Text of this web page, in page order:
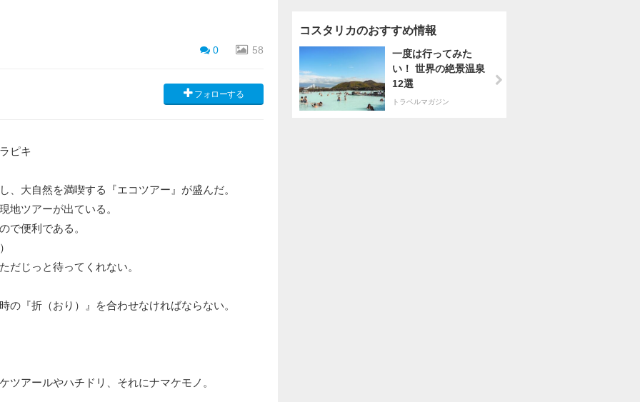
0 58
フォローする
ピキ
、大自然を満喫する『エコツアー』が盛んだ。
地ツアーが出ている。
で便利である。
だじっと待ってくれない。
の『折（おり）』を合わせなければならない。
ツアールやハチドリ、それにナマケモノ。
コスタリカのおすすめ情報
一度は行ってみた
い！ 世界の絶景温泉
12選
トラベルマガジン